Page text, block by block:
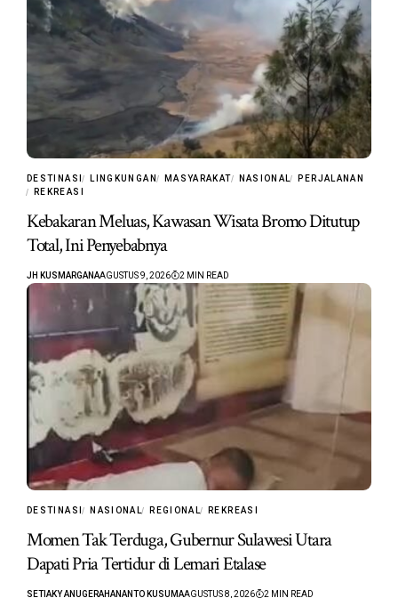
DESTINASI LINGKUNGAN MASYARAKAT NASIONAL
PERJALANAN
REKREASI
Kebakaran Meluas, Kawasan Wisata Bromo Ditutup
Total, Ini Penyebabnya
JH KUSMARGANAAGUSTUS 9, 2026 2 MIN READ
DESTINASI NASIONAL REGIONAL REKREASI
Momen Tak Terduga, Gubernur Sulawesi Utara
Dapati Pria Tertidur di Lemari Etalase
SETIAKY ANUGERAHANANTO KUSUMAAGUSTUS 8, 2026 2 MIN READ